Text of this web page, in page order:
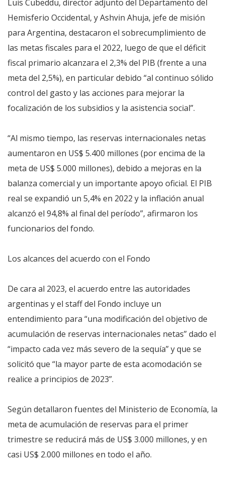
Luis Cubeddu, director adjunto del Departamento del
Hemisferio Occidental, y Ashvin Ahuja, jefe de misión
para Argentina, destacaron el sobrecumplimiento de
las metas fiscales para el 2022, luego de que el déficit
fiscal primario alcanzara el 2,3% del PIB (frente a una
meta del 2,5%), en particular debido “al continuo sólido
control del gasto y las acciones para mejorar la
focalización de los subsidios y la asistencia social”.
“Al mismo tiempo, las reservas internacionales netas
aumentaron en US$ 5.400 millones (por encima de la
meta de US$ 5.000 millones), debido a mejoras en la
balanza comercial y un importante apoyo oficial. El PIB
real se expandió un 5,4% en 2022 y la inflación anual
alcanzó el 94,8% al final del período”, afirmaron los
funcionarios del fondo.
Los alcances del acuerdo con el Fondo
De cara al 2023, el acuerdo entre las autoridades
argentinas y el staff del Fondo incluye un
entendimiento para “una modificación del objetivo de
acumulación de reservas internacionales netas” dado el
“impacto cada vez más severo de la sequía” y que se
solicitó que “la mayor parte de esta acomodación se
realice a principios de 2023”.
Según detallaron fuentes del Ministerio de Economía, la
meta de acumulación de reservas para el primer
trimestre se reducirá más de US$ 3.000 millones, y en
casi US$ 2.000 millones en todo el año.